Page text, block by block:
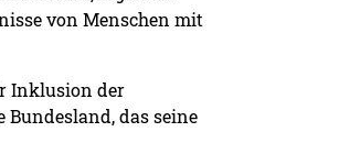
von Menschen mit
Inklusion der
das seine